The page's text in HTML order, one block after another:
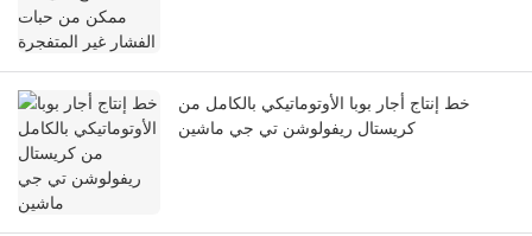
خط إنتاج أجار بوبا الأوتوماتيكي بالكامل من
كريستال ريفولوشن تي جي ماشين